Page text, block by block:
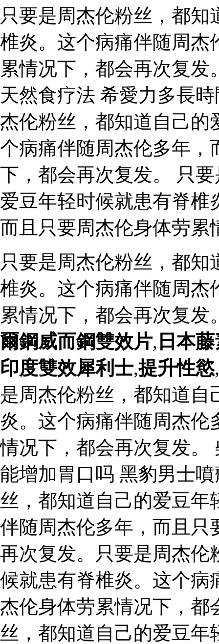
只要是周杰伦粉丝，都
椎炎。这个病痛伴随周杰
累情况下，都会再次复发
天然食疗法 希愛力多長
杰伦粉丝，都知道自己的
个病痛伴随周杰伦多年，
下，都会再次复发。 只
爱豆年轻时候就患有脊
而且只要周杰伦身体劳累
只要是周杰伦粉丝，都
椎炎。这个病痛伴随周杰
累情况下，都会再次复发
爾鋼威而鋼雙效片, 日本
印度雙效犀利士,提升性慾,
是周杰伦粉丝，都知道
炎。这个病痛伴随周杰伦
情况下，都会再次复发。
能增加胃口吗 黑豹男士
丝，都知道自己的爱豆
伴随周杰伦多年，而且只
再次复发。只要是周杰伦
候就患有脊椎炎。这个病
杰伦身体劳累情况下，都
丝，都知道自己的爱豆